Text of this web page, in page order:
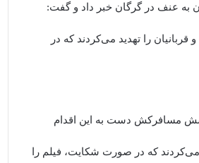
به عنف در گرگان خبر داد و گفت:
را تهدید می‌کردند که در
مسافرکش دست به این اقدام
می‌کردند که در صورت شکایت، فیلم را